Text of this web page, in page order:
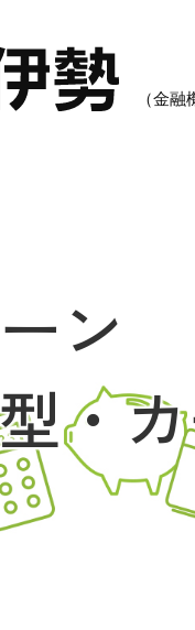
数料一覧
ン
型・